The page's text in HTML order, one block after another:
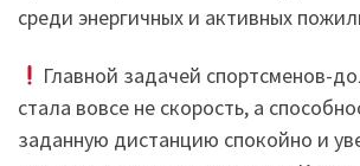
среди энергичных и активных
Главной задачей спортсменов-
стала вовсе не скорость, а
заданную дистанцию спокойно и